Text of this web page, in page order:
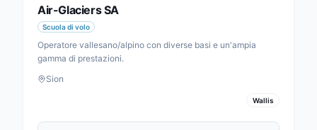
Air-Glaciers SA
Scuola di volo
Operatore vallesano/alpino con diverse basi e un'ampia
gamma di prestazioni.
Sion
Wallis